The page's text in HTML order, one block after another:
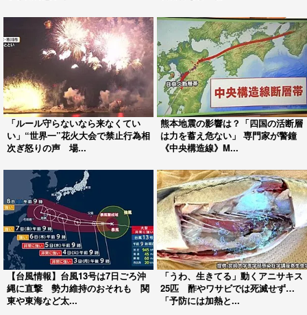
「ルール守らないなら来なくてい
い」“世界一”花火大会で禁止行為相
次ぎ怒りの声 場...
熊本地震の影響は？「四国の活断層
は力を蓄え危ない」 専門家が警鐘
《中央構造線》M...
【台風情報】台風13号は7日ごろ沖
縄に直撃 勢力維持のおそれも 関
東や東海など太...
「うわ、生きてる」動くアニサキス
25匹 酢やワサビでは死滅せず…
「予防には加熱と...